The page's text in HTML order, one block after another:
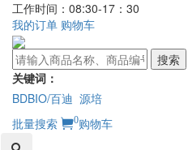
工作时间：08:30-17：30
我的订单 购物车
搜索
关键词：
BDBIO/百迪 源培
批量搜索
0购物车